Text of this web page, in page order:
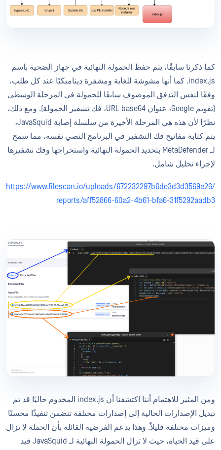
كما ذكرنا سابقًا، يتم حفظ الحمولة النهائية في جهاز الضحية باسم
index.js. كما أنها مشوشة للغاية ومشفرة ديناميكيًا عند كل طلب،
وفقًا لنفس التدفق الموصوف سابقًا للحمولة في المرحلة الوسطى
(تقويم Google، عنوان URL base64، فك تشفير الحمولة). ومع ذلك،
نظرًا لأن هذه هي المرحلة الأخيرة من سلسلة إصابة JavaSquid،
يتم كتابة مفاتيح فك التشفير في البرنامج النصي نفسه، مما سمح
لـ MetaDefender بتحديد الحمولة النهائية واستخراجها وفك تشفيرها
لإجراء تحليل شامل.
https://www.filescan.io/uploads/672232297b6de3d3d3569e26/
reports/aff52866-60a2-4b61-bfa6-31f5292aadb3
ومن المثير للاهتمام أننا اكتشفنا أن index.js المخدوم حاليًا قد تم
تبديل الإصدارات الحالية إلى إصدارات مختلفة تتضمن تنفيذًا محسنًا
وميزات مختلفة قليلاً. وهذا يدعم الفرضية القائلة بأن الحملة لا تزال
على قيد الحياة، حيث لا تزال الحمولة النهائية لـ JavaSquid قيد